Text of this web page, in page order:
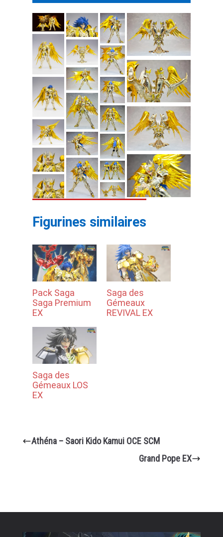
Figurines similaires
Pack Saga
Saga Premium
EX
Saga des
Gémeaux
REVIVAL EX
Saga des
Gémeaux LOS
EX
Athéna – Saori Kido Kamui OCE SCM
Grand Pope EX